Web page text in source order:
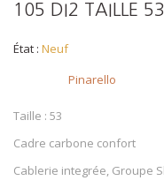
105 DI2 TAILLE 53
État : Neuf
Pinarello
Taille : 53
Cadre carbone confort
Cablerie integrée, Groupe